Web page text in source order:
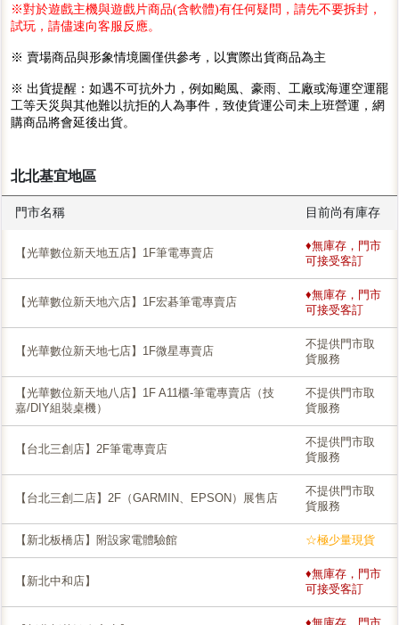
※對於遊戲主機與遊戲片商品(含軟體)有任何疑問，請先不要拆封，
試玩，請儘速向客服反應。
※ 賣場商品與形象情境圖僅供參考，以實際出貨商品為主
※ 出貨提醒：如遇不可抗外力，例如颱風、豪雨、工廠或海運空運罷
工等天災與其他難以抗拒的人為事件，致使貨運公司未上班營運，網
購商品將會延後出貨。
北北基宜地區
門市名稱 目前尚有庫存
【光華數位新天地五店】1F筆電專賣店
♦無庫存，門市
可接受客訂
【光華數位新天地六店】1F宏碁筆電專賣店
♦無庫存，門市
可接受客訂
【光華數位新天地七店】1F微星專賣店
不提供門市取
貨服務
【光華數位新天地八店】1F A11櫃-筆電專賣店（技
嘉/DIY組裝桌機）
不提供門市取
貨服務
【台北三創店】2F筆電專賣店
不提供門市取
貨服務
【台北三創二店】2F（GARMIN、EPSON）展售店
不提供門市取
貨服務
【新北板橋店】附設家電體驗館 ☆極少量現貨
【新北中和店】
♦無庫存，門市
可接受客訂